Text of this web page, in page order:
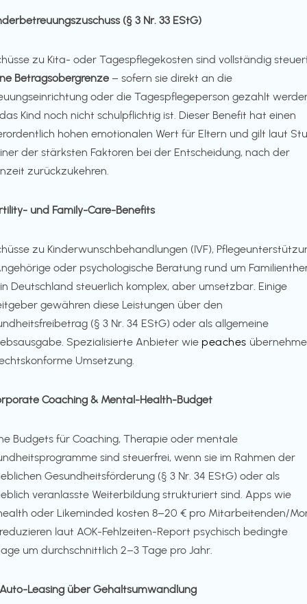
(§ 3 Nr. 33 EStG)
zu Kita- oder Tagespflegekosten sind vollständig
Betragsobergrenze – sofern sie direkt an die
oder die Tagespflegeperson gezahlt
Kind noch nicht schulpflichtig ist. Dieser Benefit hat einen
hohen emotionalen Wert für Eltern und gilt laut
der stärksten Faktoren bei der Entscheidung, nach der
zurückzukehren.
und Family-Care-Benefits
zu Kinderwunschbehandlungen (IVF),
oder psychologische Beratung rund um
Deutschland steuerlich komplex, aber umsetzbar. Einige
gewähren diese Leistungen über den
(§ 3 Nr. 34 EStG) oder als allgemeine
Spezialisierte Anbieter wie peaches
Umsetzung.
Coaching & Mental-Health-Budget
Budgets für Coaching, Therapie oder mentale
sind steuerfrei, wenn sie im Rahmen der
Gesundheitsförderung (§ 3 Nr. 34 EStG) oder als
veranlasste Weiterbildung strukturiert sind. Apps wie
oder Likeminded kosten 8–20 € pro Mitarbeitenden/
laut AOK-Fehlzeiten-Report psychisch bedingte
um durchschnittlich 2–3 Tage pro Jahr.
Leasing über Gehaltsumwandlung